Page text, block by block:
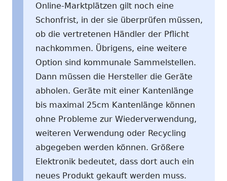
Online-Marktplätzen gilt noch eine
Schonfrist, in der sie überprüfen müssen,
ob die vertretenen Händler der Pflicht
nachkommen. Übrigens, eine weitere
Option sind kommunale Sammelstellen.
Dann müssen die Hersteller die Geräte
abholen. Geräte mit einer Kantenlänge
bis maximal 25cm Kantenlänge können
ohne Probleme zur Wiederverwendung,
weiteren Verwendung oder Recycling
abgegeben werden können. Größere
Elektronik bedeutet, dass dort auch ein
neues Produkt gekauft werden muss.